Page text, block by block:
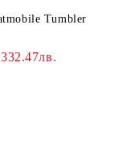
Tumbler
332.47лв.